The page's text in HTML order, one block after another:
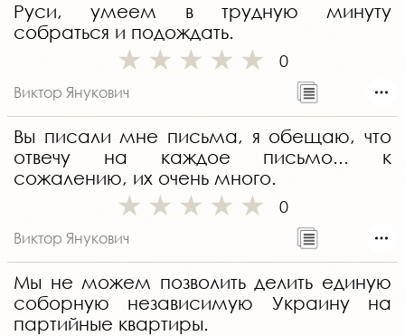
Руси, умеем в трудную минуту
собраться и подождать.
0
Виктор Янукович
Вы писали мне письма, я обещаю, что
отвечу на каждое письмо... к
сожалению, их очень много.
0
Виктор Янукович
Мы не можем позволить делить единую
соборную независимую Украину на
партийные квартиры.